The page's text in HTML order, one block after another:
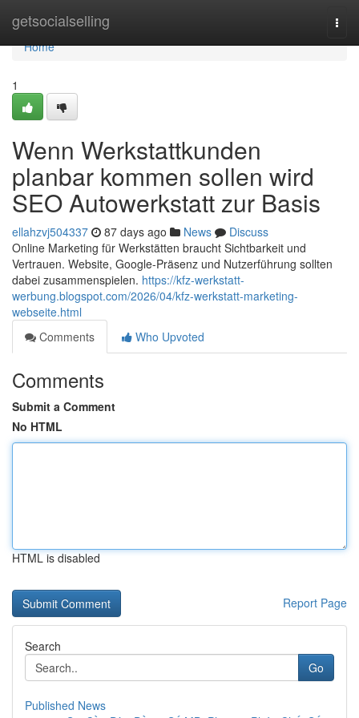
getsocialselling
Home
Home
1
Wenn Werkstattkunden
planbar kommen sollen wird
SEO Autowerkstatt zur Basis
ellahzvj504337 87 days ago News
Discuss
Online Marketing für Werkstätten braucht Sichtbarkeit und
Vertrauen. Website, Google-Präsenz und Nutzerführung sollten
dabei zusammenspielen. https://kfz-werkstatt-
werbung.blogspot.com/2026/04/kfz-werkstatt-marketing-
webseite.html
Comments
Who Upvoted
Comments
Submit a Comment
No HTML
HTML is disabled
Report Page
Search
Go
Published News